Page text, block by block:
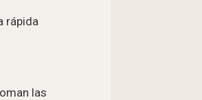
rápida
las